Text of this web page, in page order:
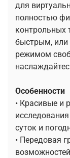
для
полностью
контрольных
быстрым, или
режимом
Особенности
• Красивые и
суток и
• Передовая